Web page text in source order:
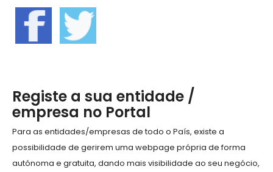
Registe a sua entidade /
empresa no Portal
Para as entidades/empresas de todo o País, existe a
possibilidade de gerirem uma webpage própria de forma
autónoma e gratuita, dando mais visibilidade ao seu negócio,